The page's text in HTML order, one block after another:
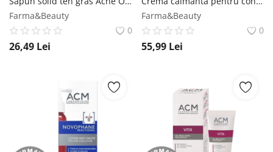
Farma&Beauty
0
26,49 Lei
Farma&Beauty
0
55,99 Lei